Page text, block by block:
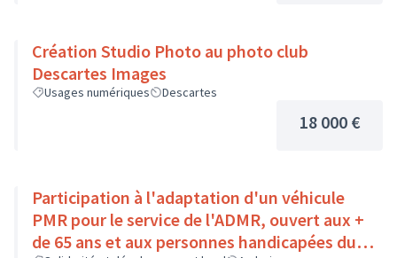
Création Studio Photo au photo club
Descartes Images
Usages numériques Descartes
18 000 €
Participation à l'adaptation d'un véhicule
PMR pour le service de l'ADMR, ouvert aux +
de 65 ans et aux personnes handicapées du